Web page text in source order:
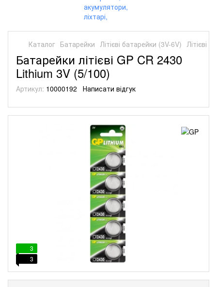
Каталог Батарейки Літієві батарейки (3V-6V) Літієві
Батарейки літієві GP CR 2430
Lithium 3V (5/100)
Артикул: 10000192 Написати відгук
3
3